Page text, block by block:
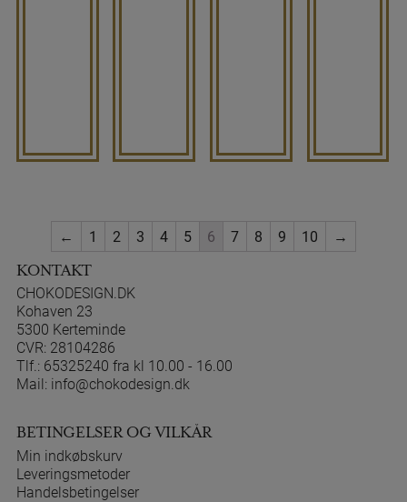
← 1 2 3 4 5 6 7 8 9 10 →
KONTAKT
CHOKODESIGN.DK
Kohaven 23
5300 Kerteminde
CVR: 28104286
Tlf.: 65325240 fra kl 10.00 - 16.00
Mail: info@chokodesign.dk
BETINGELSER OG VILKÅR
Min indkøbskurv
Leveringsmetoder
Handelsbetingelser